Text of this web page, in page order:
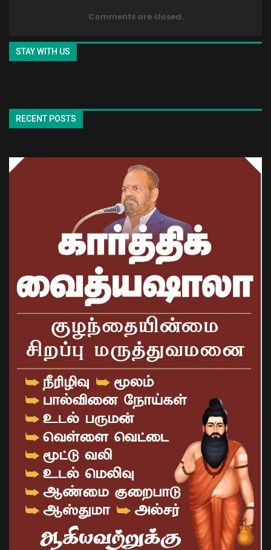
Comments are closed.
STAY WITH US
RECENT POSTS